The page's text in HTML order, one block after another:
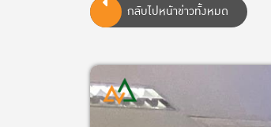
กลับไปหน้าข่าวทั้งหมด